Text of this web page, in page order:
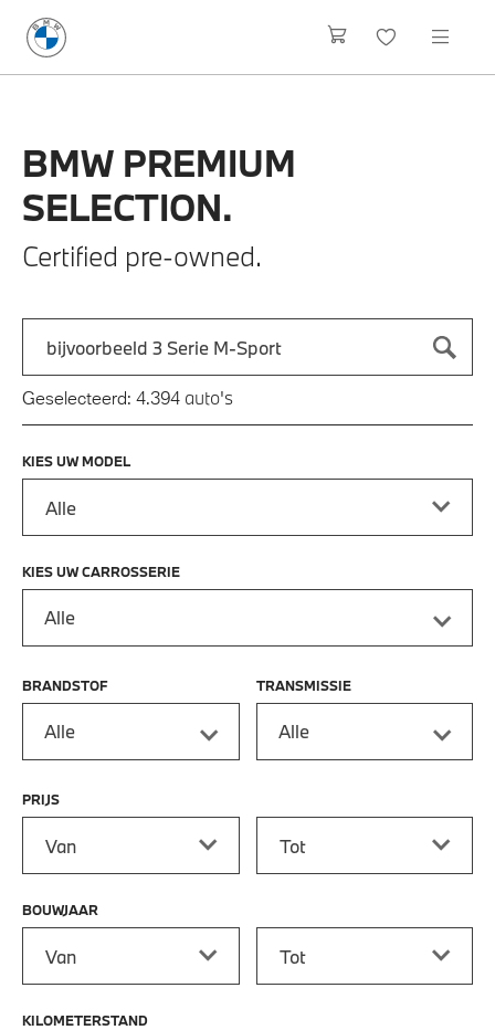
BMW PREMIUM
SELECTION.
Certified pre-owned.
Zoek naar een automodel, bijvoorbeeld 3 Serie M-Sport
Typ een automodel in en druk op enter om te zoeken
Geselecteerd: 4.394 auto's
KIES UW MODEL
KIES UW CARROSSERIE
Alle
BRANDSTOF
Alle
TRANSMISSIE
Alle
PRIJS
BOUWJAAR
KILOMETERSTAND